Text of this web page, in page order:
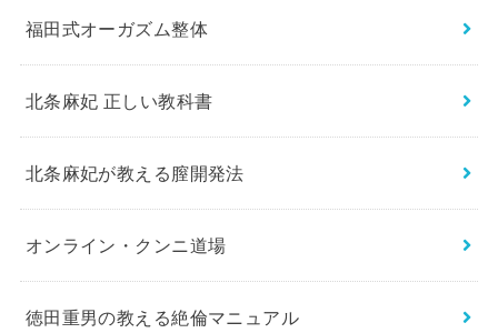
福田式オーガズム整体
北条麻妃 正しい教科書
北条麻妃が教える膣開発法
オンライン・クンニ道場
徳田重男の教える絶倫マニュアル